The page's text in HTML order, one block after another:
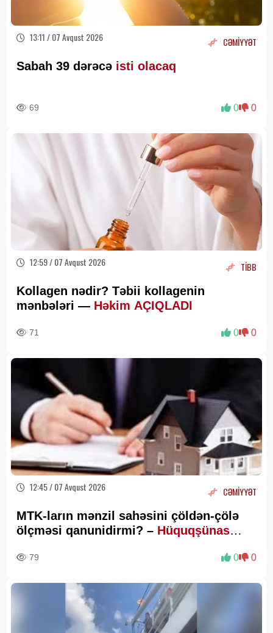
13:11 / 07 Avqust 2026 CƏMİYYƏT
Sabah 39 dərəcə isti olacaq
69 0 0
12:59 / 07 Avqust 2026 TİBB
Kollagen nədir? Təbii kollagenin
mənbələri — Həkim AÇIQLADI
71 0 0
12:45 / 07 Avqust 2026 CƏMİYYƏT
MTK-ların mənzil sahəsini çöldən-çölə
ölçməsi qanunidirmi? – Hüquqşünas
79 0 0